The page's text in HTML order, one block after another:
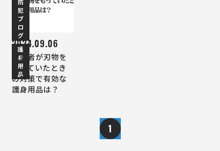
防
犯
ブ
ロ
グ
護
身
用
品
2024.09.06
犯罪者が刃物を
もっていたとき
の対策で有効な
護身用品は？
1